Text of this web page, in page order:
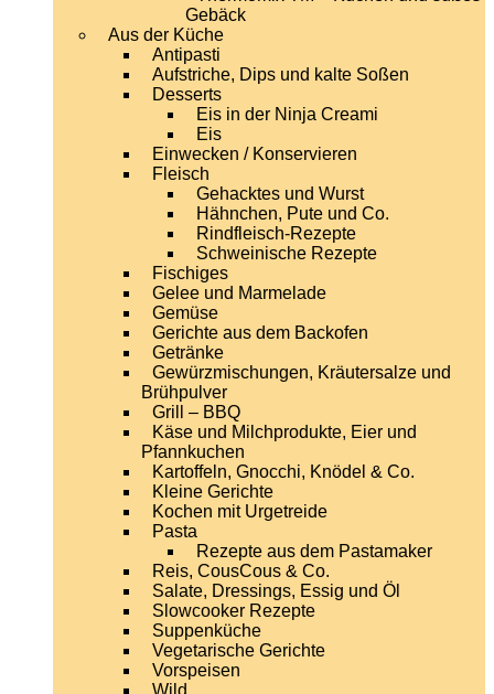
Gebäck
Aus der Küche
Antipasti
Aufstriche, Dips und kalte Soßen
Desserts
Eis in der Ninja Creami
Eis
Einwecken / Konservieren
Fleisch
Gehacktes und Wurst
Hähnchen, Pute und Co.
Rindfleisch-Rezepte
Schweinische Rezepte
Fischiges
Gelee und Marmelade
Gemüse
Gerichte aus dem Backofen
Getränke
Gewürzmischungen, Kräutersalze und
Brühpulver
Grill – BBQ
Käse und Milchprodukte, Eier und
Pfannkuchen
Kartoffeln, Gnocchi, Knödel & Co.
Kleine Gerichte
Kochen mit Urgetreide
Pasta
Rezepte aus dem Pastamaker
Reis, CousCous & Co.
Salate, Dressings, Essig und Öl
Slowcooker Rezepte
Suppenküche
Vegetarische Gerichte
Vorspeisen
Wild